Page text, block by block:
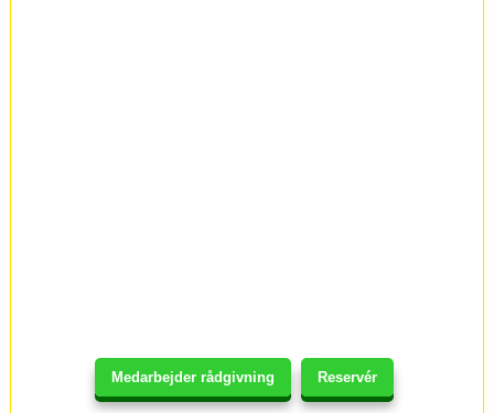
Medarbejder rådgivning Reservér